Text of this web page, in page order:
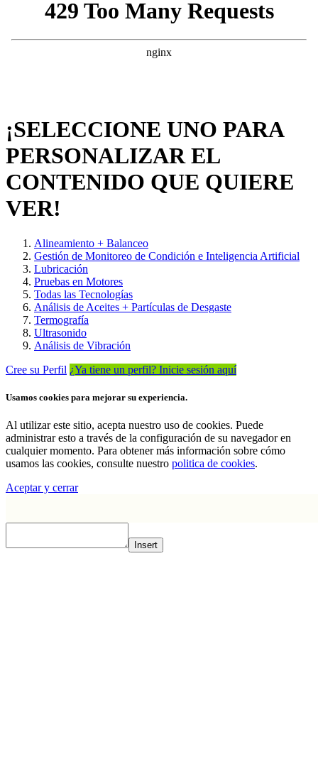
¡SELECCIONE UNO PARA
PERSONALIZAR EL
CONTENIDO QUE QUIERE
VER!
Alineamiento + Balanceo
Gestión de Monitoreo de Condición e Inteligencia Artificial
Lubricación
Pruebas en Motores
Todas las Tecnologías
Análisis de Aceites + Partículas de Desgaste
Termografía
Ultrasonido
Análisis de Vibración
Cree su Perfil ¿Ya tiene un perfil? Inicie sesión aquí
Usamos cookies para mejorar su experiencia.
Al utilizar este sitio, acepta nuestro uso de cookies. Puede
administrar esto a través de la configuración de su navegador en
cualquier momento. Para obtener más información sobre cómo
usamos las cookies, consulte nuestro politica de cookies.
Aceptar y cerrar
Insert